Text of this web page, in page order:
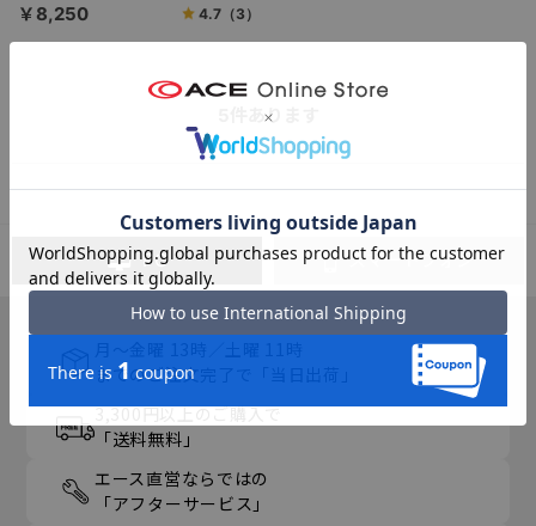
￥8,250 4.7（3）
件あります
PC スマートフォン
までのご注文完了で「当日出荷」
3,300円以上のご購入で
「送料無料」
エース直営ならではの
「アフターサービス」